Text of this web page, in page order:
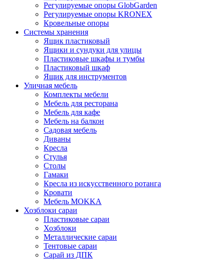
Регулируемые опоры GlobGarden
Регулируемые опоры KRONEX
Кровельные опоры
Системы хранения
Ящик пластиковый
Ящики и сундуки для улицы
Пластиковые шкафы и тумбы
Пластиковый шкаф
Ящик для инструментов
Уличная мебель
Комплекты мебели
Мебель для ресторана
Мебель для кафе
Мебель на балкон
Садовая мебель
Диваны
Кресла
Стулья
Столы
Гамаки
Кресла из искусственного ротанга
Кровати
Мебель MOKKA
Хозблоки сараи
Пластиковые сараи
Хозблоки
Металлические сараи
Тентовые сараи
Сарай из ДПК